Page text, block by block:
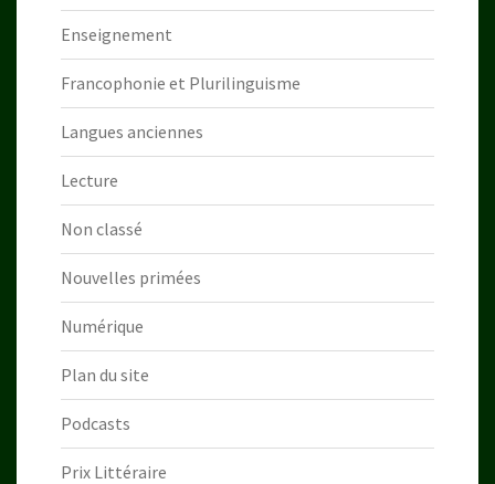
Enseignement
Francophonie et Plurilinguisme
Langues anciennes
Lecture
Non classé
Nouvelles primées
Numérique
Plan du site
Podcasts
Prix Littéraire